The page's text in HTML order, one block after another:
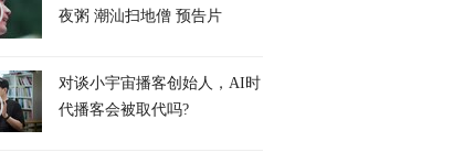
夜粥 潮汕扫地僧 预告片
对谈小宇宙播客创始人，AI时
代播客会被取代吗?